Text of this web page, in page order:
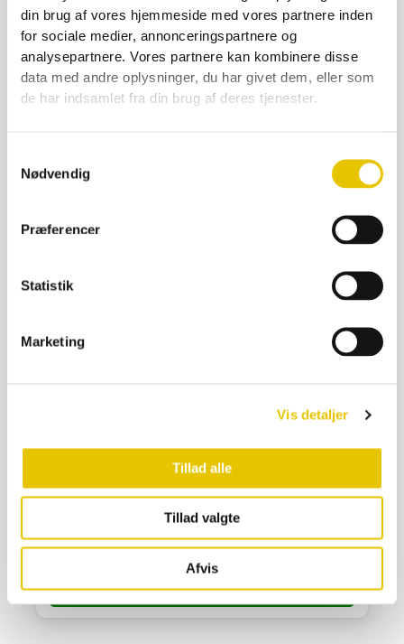
din brug af vores hjemmeside med vores partnere inden
for sociale medier, annonceringspartnere og
analysepartnere. Vores partnere kan kombinere disse
data med andre oplysninger, du har givet dem, eller som
de har indsamlet fra din brug af deres tjenester.
Nødvendig
Præferencer
Statistik
Marketing
Vis detaljer
Tillad alle
Tillad valgte
Afvis
Tillægsetiket – Lokal honning 200 stk
55,00kr.
Tillægsetiket, Opskrift, 200 stk.
På lager
SE DETALJER